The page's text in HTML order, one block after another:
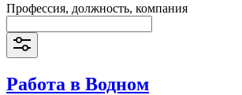
Профессия, должность, компания
Работа в Водном